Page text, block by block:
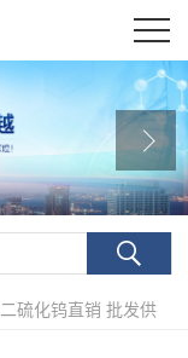
二硫化钨直销 批发供